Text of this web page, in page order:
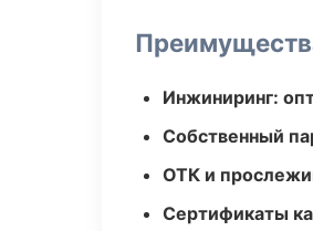
Инжиниринг:
Собственный
ОТК и
Сертификаты